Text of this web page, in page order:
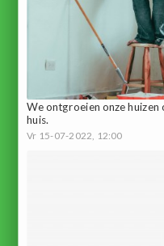
We ontgroeien onze
huis.
Vr 15-07-2022, 12:00